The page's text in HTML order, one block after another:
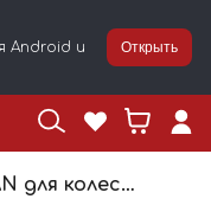
Android и
Открыть
Эмаль U-POL POWER CAN для колесных дисков серебряная 500мл аэрозоль PCAS/AL